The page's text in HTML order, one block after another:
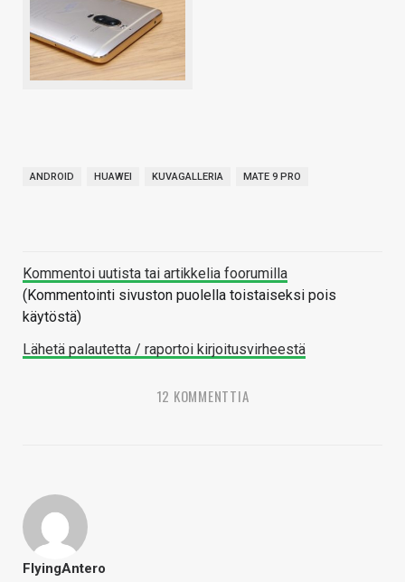
ANDROID HUAWEI KUVAGALLERIA MATE 9 PRO
Kommentoi uutista tai artikkelia foorumilla
(Kommentointi sivuston puolella toistaiseksi pois
käytöstä)
Lähetä palautetta / raportoi kirjoitusvirheestä
12 KOMMENTTIA
FlyingAntero